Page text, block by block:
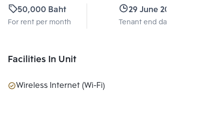
50,000 Baht
For rent per month
29 June 2022
Tenant end date
Facilities In Unit
Wireless Internet (Wi-Fi)